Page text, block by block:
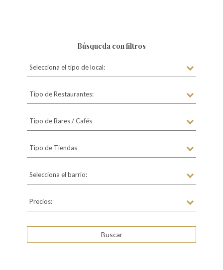
Búsqueda con filtros
Selecciona el tipo de local:
Tipo de Restaurantes:
Tipo de Bares / Cafés
Tipo de Tiendas
Selecciona el barrio:
Precios: